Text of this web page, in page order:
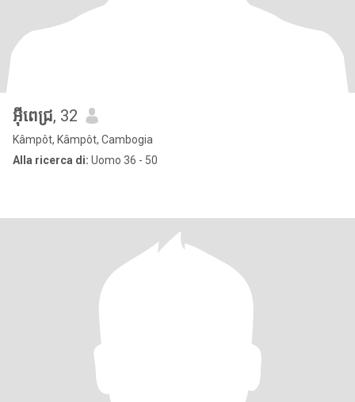
អុីពេជ្រ, 32
Kâmpôt, Kâmpôt, Cambogia
Alla ricerca di: Uomo 36 - 50